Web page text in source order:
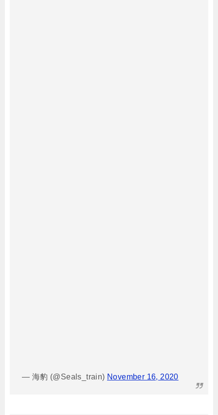
— 海豹 (@Seals_train) November 16, 2020